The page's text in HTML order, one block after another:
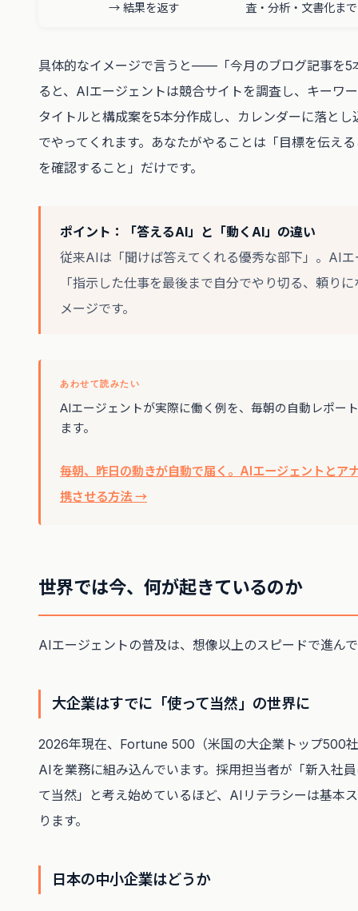
→ 結果を返す 査・分析・文書化ま
具体的なイメージで言うと——「今月のブログ記事を5
ると、AIエージェントは競合サイトを調査し、キーワ
タイトルと構成案を5本分作成し、カレンダーに落とし
でやってくれます。あなたがやることは「目標を伝え
を確認すること」だけです。
ポイント：「答えるAI」と「動くAI」の違い
従来AIは「聞けば答えてくれる優秀な部下」。AI
「指示した仕事を最後まで自分でやり切る、頼り
メージです。
あわせて読みたい
AIエージェントが実際に働く例を、毎朝の自動レポー
ます。
毎朝、昨日の動きが自動で届く。AIエージェントとア
携させる方法 →
世界では今、何が起きているのか
AIエージェントの普及は、想像以上のスピードで進ん
大企業はすでに「使って当然」の世界に
2026年現在、Fortune 500（米国の大企業トップ500
AIを業務に組み込んでいます。採用担当者が「新入社
て当然」と考え始めているほど、AIリテラシーは基本
ります。
日本の中小企業はどうか